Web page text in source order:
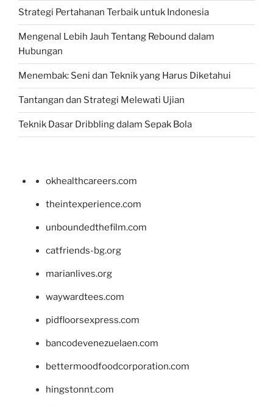
Strategi Pertahanan Terbaik untuk Indonesia
Mengenal Lebih Jauh Tentang Rebound dalam
Hubungan
Menembak: Seni dan Teknik yang Harus Diketahui
Tantangan dan Strategi Melewati Ujian
Teknik Dasar Dribbling dalam Sepak Bola
okhealthcareers.com
theintexperience.com
unboundedthefilm.com
catfriends-bg.org
marianlives.org
waywardtees.com
pidfloorsexpress.com
bancodevenezuelaen.com
bettermoodfoodcorporation.com
hingstonnt.com